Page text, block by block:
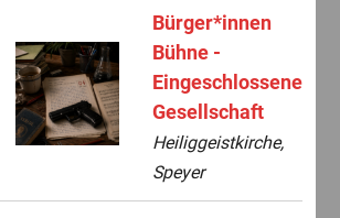
Bürger*innen
Bühne -
Eingeschlossene
Gesellschaft
Heiliggeistkirche,
Speyer